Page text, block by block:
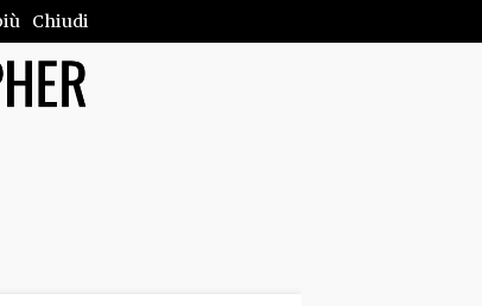
Chiudi